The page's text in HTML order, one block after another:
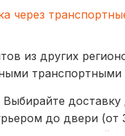
через
из других
транспортными
доставку
до двери (от